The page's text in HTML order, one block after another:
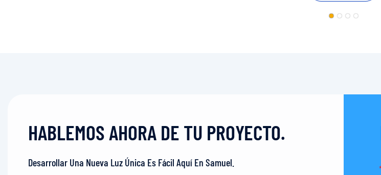
HABLEMOS AHORA DE TU PROYECTO.
Desarrollar Una Nueva Luz Única Es Fácil Aquí En Samuel.